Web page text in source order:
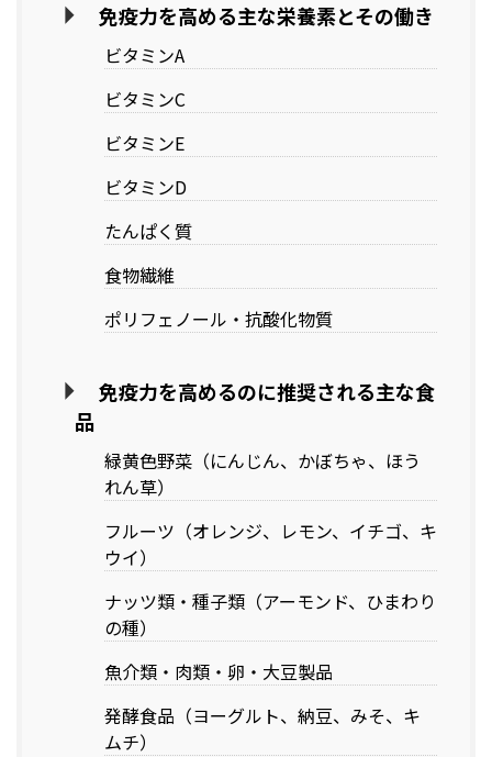
免疫力を高める主な栄養素とその働き
ビタミンA
ビタミンC
ビタミンE
ビタミンD
たんぱく質
食物繊維
ポリフェノール・抗酸化物質
免疫力を高めるのに推奨される主な食
品
緑黄色野菜（にんじん、かぼちゃ、ほう
れん草）
フルーツ（オレンジ、レモン、イチゴ、キ
ウイ）
ナッツ類・種子類（アーモンド、ひまわり
の種）
魚介類・肉類・卵・大豆製品
発酵食品（ヨーグルト、納豆、みそ、キ
ムチ）